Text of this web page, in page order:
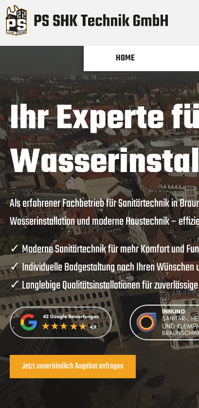
Zum
Inhalt
springen
HOME
Ihr Experte
Als erfahrener Fachbetrieb für Sanitärtechnik in
Wasserinstallation und moderne Haustechnik –
✓ Moderne Sanitärtechnik für mehr Komfort und
✓ Individuelle Badgestaltung nach Ihren Wünschen
✓ Langlebige Qualitätsinstallationen für
Jetzt unverbindlich Angebot anfragen